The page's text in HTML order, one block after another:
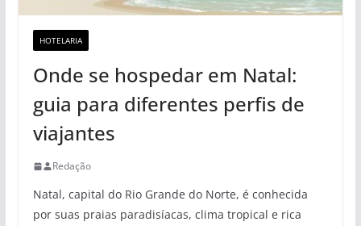
HOTELARIA
Onde se hospedar em Natal:
guia para diferentes perfis de
viajantes
Redação
Natal, capital do Rio Grande do Norte, é conhecida
por suas praias paradisíacas, clima tropical e rica